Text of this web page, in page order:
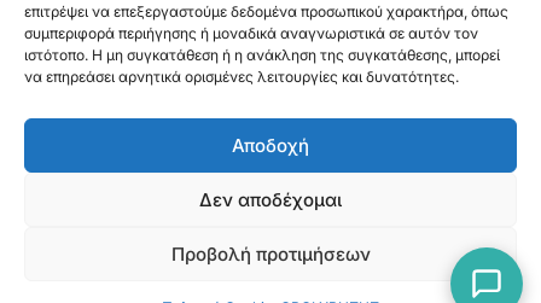
επιτρέψει να επεξεργαστούμε δεδομένα προσωπικού χαρακτήρα, όπως
συμπεριφορά περιήγησης ή μοναδικά αναγνωριστικά σε αυτόν τον
ιστότοπο. Η μη συγκατάθεση ή η ανάκληση της συγκατάθεσης, μπορεί
να επηρεάσει αρνητικά ορισμένες λειτουργίες και δυνατότητες.
Αποδοχή
Δεν αποδέχομαι
Προβολή προτιμήσεων
ABOUT
ΕΠΙΚΟΙΝΩΝΙΑ
Copyright © 2026 Mediaspot.gr Κατασκευή ιστοσελίδων